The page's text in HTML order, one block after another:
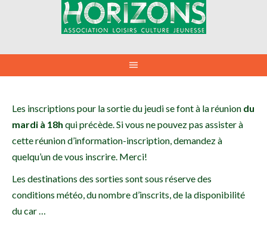
Les inscriptions pour la sortie du jeudi se font à la réunion du
mardi à 18h qui précède. Si vous ne pouvez pas assister à
cette réunion d’information-inscription, demandez à
quelqu’un de vous inscrire. Merci!
Les destinations des sorties sont sous réserve des
conditions météo, du nombre d’inscrits, de la disponibilité
du car …